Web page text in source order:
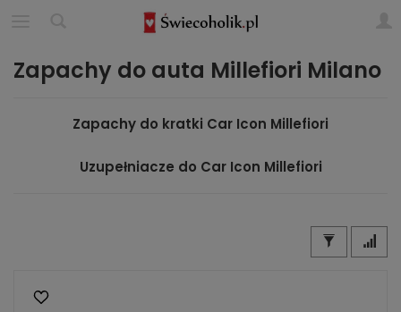
Zapachy do auta Millefiori Milano
Zapachy do kratki Car Icon Millefiori
Uzupełniacze do Car Icon Millefiori